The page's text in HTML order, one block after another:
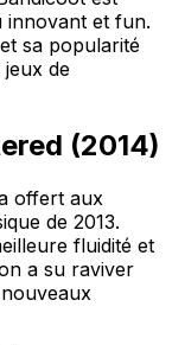
innovant et fun.
sa popularité
de
(2014)
offert aux
de 2013.
fluidité et
a su raviver